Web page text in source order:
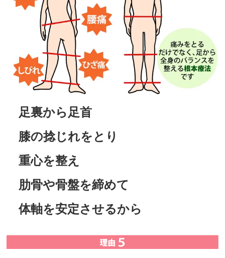
足裏から足首
膝の捻じれをとり
重心を整え
肋骨や骨盤を締めて
体軸を安定させるから